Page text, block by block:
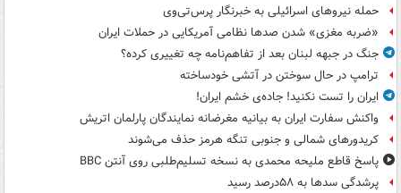
حمله نیروهای اسرائیلی به خبرنگار پرس‌تی‌وی
«ضربه مغزی» شدن صدها نظامی آمریکایی در حملات ایران
جنگ در جبهه لبنان بعد از تفاهم‌نامه چه تغییری کرده؟
ترامپ در حال سوختن در آتشی خودساخته
ایران را تست نکنید! جاده‌ی خشم ایران!
واکنش سفارت ایران به بیانیه مغرضانه نمایندگان پارلمان اتریش
کریدورهای شمالی و جنوبی تنگه هرمز حذف می‌شوند
پاسخ قاطع ملیحه محمدی به نسخه تسلیم‌طلبی روی آنتن BBC
پرشدگی سدها به ۵۸درصد رسید